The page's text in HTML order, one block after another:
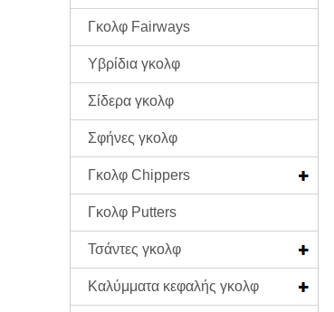
Γκολφ Fairways
Υβρίδια γκολφ
Σίδερα γκολφ
Σφήνες γκολφ
Γκολφ Chippers
Γκολφ Putters
Τσάντες γκολφ
Καλύμματα κεφαλής γκολφ